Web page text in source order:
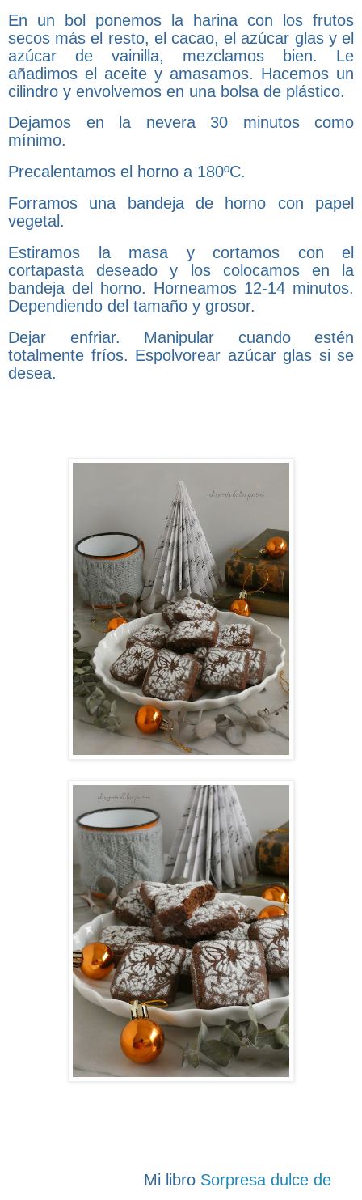
En un bol ponemos la harina con los frutos
secos más el resto, el cacao, el azúcar glas y el
azúcar de vainilla, mezclamos bien. Le
añadimos el aceite y amasamos. Hacemos un
cilindro y envolvemos en una bolsa de plástico.
Dejamos en la nevera 30 minutos como
mínimo.
Precalentamos el horno a 180ºC.
Forramos una bandeja de horno con papel
vegetal.
Estiramos la masa y cortamos con el
cortapasta deseado y los colocamos en la
bandeja del horno. Horneamos 12-14 minutos.
Dependiendo del tamaño y grosor.
Dejar enfriar. Manipular cuando estén
totalmente fríos. Espolvorear azúcar glas si se
desea.
Mi libro Sorpresa dulce de